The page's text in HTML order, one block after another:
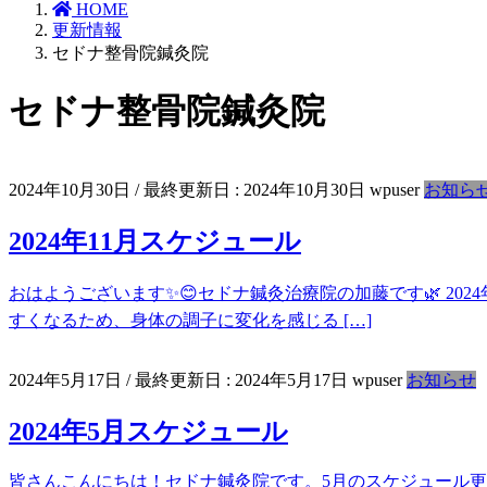
HOME
更新情報
セドナ整骨院鍼灸院
セドナ整骨院鍼灸院
2024年10月30日 / 最終更新日 : 2024年10月30日 wpuser お知ら
2024年11月スケジュール
おはようございます✨😊セドナ鍼灸治療院の加藤です🌿
すくなるため、身体の調子に変化を感じる […]
2024年5月17日 / 最終更新日 : 2024年5月17日 wpuser お知らせ
2024年5月スケジュール
皆さんこんにちは！セドナ鍼灸院です。5月のスケジュール